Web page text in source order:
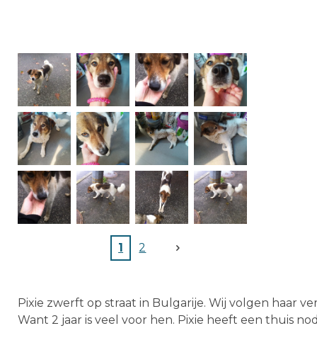
1 2
Pixie zwerft op straat in Bulgarije. Wij volgen haar
Want 2 jaar is veel voor hen. Pixie heeft een thuis